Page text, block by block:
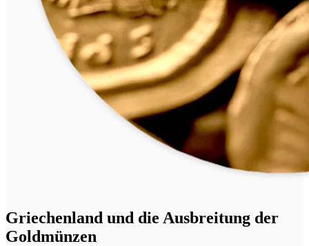
Griechenland und die Ausbreitung der
Goldmünzen